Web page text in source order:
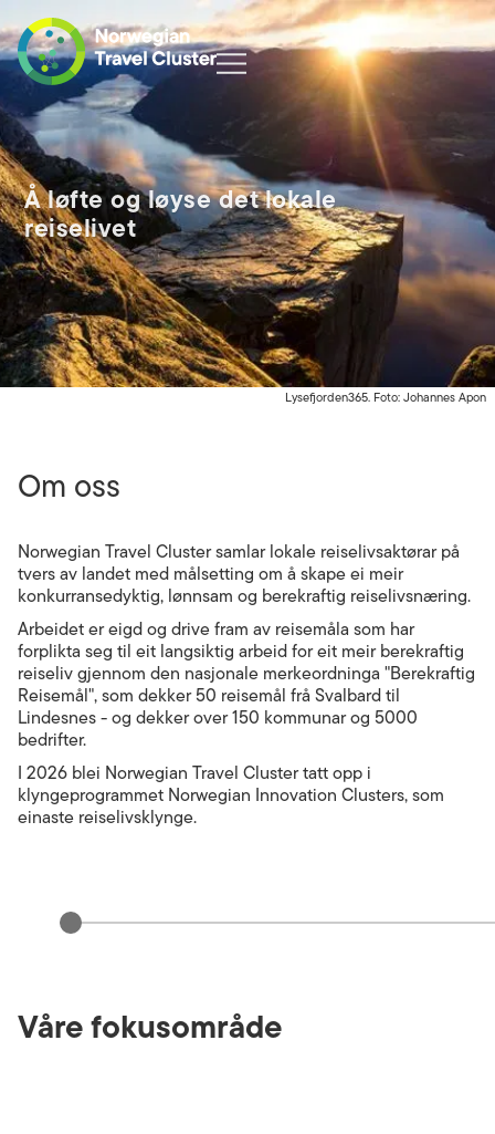
Å løfte og løyse det lokale
reiselivet
Lysefjorden365. Foto: Johannes Apon
Om oss
Norwegian Travel Cluster samlar lokale reiselivsaktørar på
tvers av landet med målsetting om å skape ei meir
konkurransedyktig, lønnsam og berekraftig reiselivsnæring.
Arbeidet er eigd og drive fram av reisemåla som har
forplikta seg til eit langsiktig arbeid for eit meir berekraftig
reiseliv gjennom den nasjonale merkeordninga "Berekraftig
Reisemål", som dekker 50 reisemål frå Svalbard til
Lindesnes - og dekker over 150 kommunar og 5000
bedrifter.
I 2026 blei Norwegian Travel Cluster tatt opp i
klyngeprogrammet Norwegian Innovation Clusters, som
einaste reiselivsklynge.
Våre fokusområde